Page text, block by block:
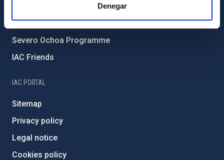
Denegar
External funding
Severo Ochoa Programme
IAC Friends
IAC PORTAL
Sitemap
Privacy policy
Legal notice
Cookies policy